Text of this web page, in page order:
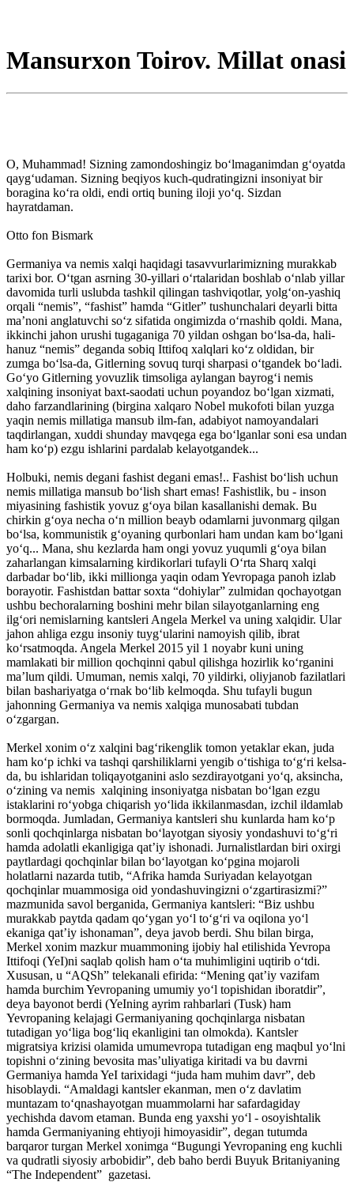
Mansurxon Toirov. Millat onasi
O, Muhammad! Sizning zamondoshingiz bo‘lmaganimdan g‘oyatda
qayg‘udaman. Sizning beqiyos kuch-qudratingizni insoniyat bir
boragina ko‘ra oldi, endi ortiq buning iloji yo‘q. Sizdan
hayratdaman.
Otto fon Bismark
Germaniya va nemis xalqi haqidagi tasavvurlarimizning murakkab
tarixi bor. O‘tgan asrning 30-yillari o‘rtalaridan boshlab o‘nlab yillar
davomida turli uslubda tashkil qilingan tashviqotlar, yolg‘on-yashiq
orqali “nemis”, “fashist” hamda “Gitler” tushunchalari deyarli bitta
ma’noni anglatuvchi so‘z sifatida ongimizda o‘rnashib qoldi. Mana,
ikkinchi jahon urushi tugaganiga 70 yildan oshgan bo‘lsa-da, hali-
hanuz “nemis” deganda sobiq Ittifoq xalqlari ko‘z oldidan, bir
zumga bo‘lsa-da, Gitlerning sovuq turqi sharpasi o‘tgandek bo‘ladi.
Go‘yo Gitlerning yovuzlik timsoliga aylangan bayrog‘i nemis
xalqining insoniyat baxt-saodati uchun poyandoz bo‘lgan xizmati,
daho farzandlarining (birgina xalqaro Nobel mukofoti bilan yuzga
yaqin nemis millatiga mansub ilm-fan, adabiyot namoyandalari
taqdirlangan, xuddi shunday mavqega ega bo‘lganlar soni esa undan
ham ko‘p) ezgu ishlarini pardalab kelayotgandek...
Holbuki, nemis degani fashist degani emas!.. Fashist bo‘lish uchun
nemis millatiga mansub bo‘lish shart emas! Fashistlik, bu - inson
miyasining fashistik yovuz g‘oya bilan kasallanishi demak. Bu
chirkin g‘oya necha o‘n million beayb odamlarni juvonmarg qilgan
bo‘lsa, kommunistik g‘oyaning qurbonlari ham undan kam bo‘lgani
yo‘q... Mana, shu kezlarda ham ongi yovuz yuqumli g‘oya bilan
zaharlangan kimsalarning kirdikorlari tufayli O‘rta Sharq xalqi
darbadar bo‘lib, ikki millionga yaqin odam Yevropaga panoh izlab
borayotir. Fashistdan battar soxta “dohiylar” zulmidan qochayotgan
ushbu bechoralarning boshini mehr bilan silayotganlarning eng
ilg‘ori nemislarning kantsleri Angela Merkel va uning xalqidir. Ular
jahon ahliga ezgu insoniy tuyg‘ularini namoyish qilib, ibrat
ko‘rsatmoqda. Angela Merkel 2015 yil 1 noyabr kuni uning
mamlakati bir million qochqinni qabul qilishga hozirlik ko‘rganini
ma’lum qildi. Umuman, nemis xalqi, 70 yildirki, oliyjanob fazilatlari
bilan bashariyatga o‘rnak bo‘lib kelmoqda. Shu tufayli bugun
jahonning Germaniya va nemis xalqiga munosabati tubdan
o‘zgargan.
Merkel xonim o‘z xalqini bag‘rikenglik tomon yetaklar ekan, juda
ham ko‘p ichki va tashqi qarshiliklarni yengib o‘tishiga to‘g‘ri kelsa-
da, bu ishlaridan toliqayotganini aslo sezdirayotgani yo‘q, aksincha,
o‘zining va nemis xalqining insoniyatga nisbatan bo‘lgan ezgu
istaklarini ro‘yobga chiqarish yo‘lida ikkilanmasdan, izchil ildamlab
bormoqda. Jumladan, Germaniya kantsleri shu kunlarda ham ko‘p
sonli qochqinlarga nisbatan bo‘layotgan siyosiy yondashuvi to‘g‘ri
hamda adolatli ekanligiga qat’iy ishonadi. Jurnalistlardan biri oxirgi
paytlardagi qochqinlar bilan bo‘layotgan ko‘pgina mojaroli
holatlarni nazarda tutib, “Afrika hamda Suriyadan kelayotgan
qochqinlar muammosiga oid yondashuvingizni o‘zgartirasizmi?”
mazmunida savol berganida, Germaniya kantsleri: “Biz ushbu
murakkab paytda qadam qo‘ygan yo‘l to‘g‘ri va oqilona yo‘l
ekaniga qat’iy ishonaman”, deya javob berdi. Shu bilan birga,
Merkel xonim mazkur muammoning ijobiy hal etilishida Yevropa
Ittifoqi (YeI)ni saqlab qolish ham o‘ta muhimligini uqtirib o‘tdi.
Xususan, u “AQSh” telekanali efirida: “Mening qat’iy vazifam
hamda burchim Yevropaning umumiy yo‘l topishidan iboratdir”,
deya bayonot berdi (YeIning ayrim rahbarlari (Tusk) ham
Yevropaning kelajagi Germaniyaning qochqinlarga nisbatan
tutadigan yo‘liga bog‘liq ekanligini tan olmokda). Kantsler
migratsiya krizisi olamida umumevropa tutadigan eng maqbul yo‘lni
topishni o‘zining bevosita mas’uliyatiga kiritadi va bu davrni
Germaniya hamda YeI tarixidagi “juda ham muhim davr”, deb
hisoblaydi. “Amaldagi kantsler ekanman, men o‘z davlatim
muntazam to‘qnashayotgan muammolarni har safardagiday
yechishda davom etaman. Bunda eng yaxshi yo‘l - osoyishtalik
hamda Germaniyaning ehtiyoji himoyasidir”, degan tutumda
barqaror turgan Merkel xonimga “Bugungi Yevropaning eng kuchli
va qudratli siyosiy arbobidir”, deb baho berdi Buyuk Britaniyaning
“The Independent” gazetasi.